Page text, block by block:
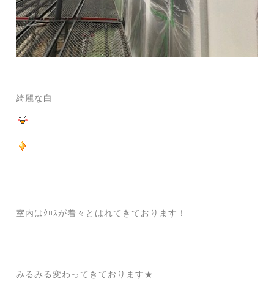
綺麗な白
室内はｸﾛｽが着々とはれてきております！
みるみる変わってきております★